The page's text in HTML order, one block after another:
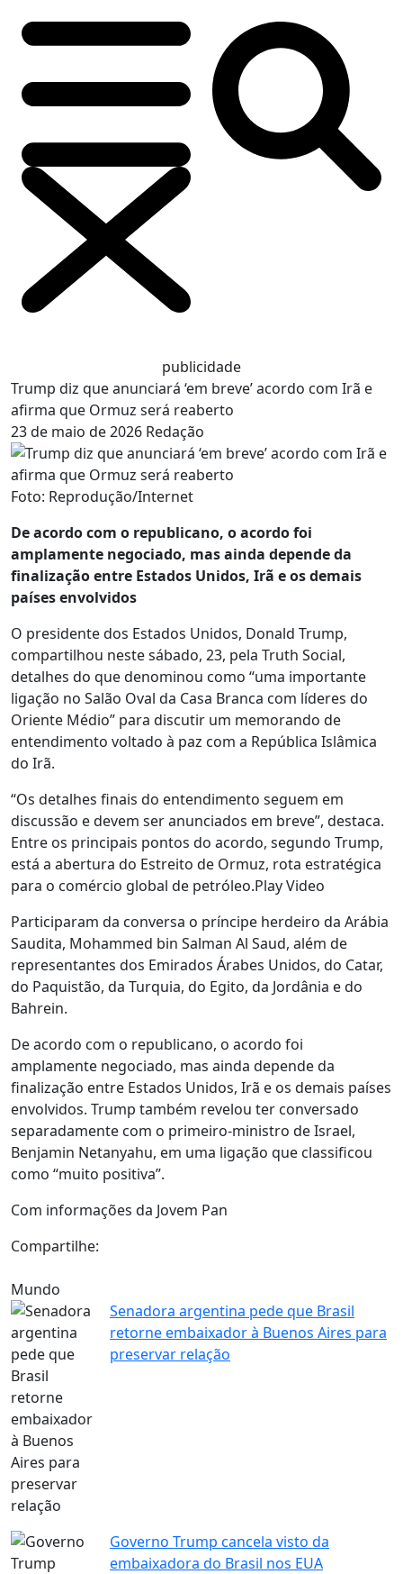
publicidade
Trump diz que anunciará ‘em breve’ acordo com Irã e
afirma que Ormuz será reaberto
23 de maio de 2026 Redação
Foto: Reprodução/Internet
De acordo com o republicano, o acordo foi
amplamente negociado, mas ainda depende da
finalização entre Estados Unidos, Irã e os demais
países envolvidos
O presidente dos Estados Unidos, Donald Trump,
compartilhou neste sábado, 23, pela Truth Social,
detalhes do que denominou como “uma importante
ligação no Salão Oval da Casa Branca com líderes do
Oriente Médio” para discutir um memorando de
entendimento voltado à paz com a República Islâmica
do Irã.
“Os detalhes finais do entendimento seguem em
discussão e devem ser anunciados em breve”, destaca.
Entre os principais pontos do acordo, segundo Trump,
está a abertura do Estreito de Ormuz, rota estratégica
para o comércio global de petróleo.Play Video
Participaram da conversa o príncipe herdeiro da Arábia
Saudita, Mohammed bin Salman Al Saud, além de
representantes dos Emirados Árabes Unidos, do Catar,
do Paquistão, da Turquia, do Egito, da Jordânia e do
Bahrein.
De acordo com o republicano, o acordo foi
amplamente negociado, mas ainda depende da
finalização entre Estados Unidos, Irã e os demais países
envolvidos. Trump também revelou ter conversado
separadamente com o primeiro-ministro de Israel,
Benjamin Netanyahu, em uma ligação que classificou
como “muito positiva”.
Com informações da Jovem Pan
Compartilhe:
Mundo
Senadora argentina pede que Brasil
retorne embaixador à Buenos Aires para
preservar relação
Governo Trump cancela visto da
embaixadora do Brasil nos EUA